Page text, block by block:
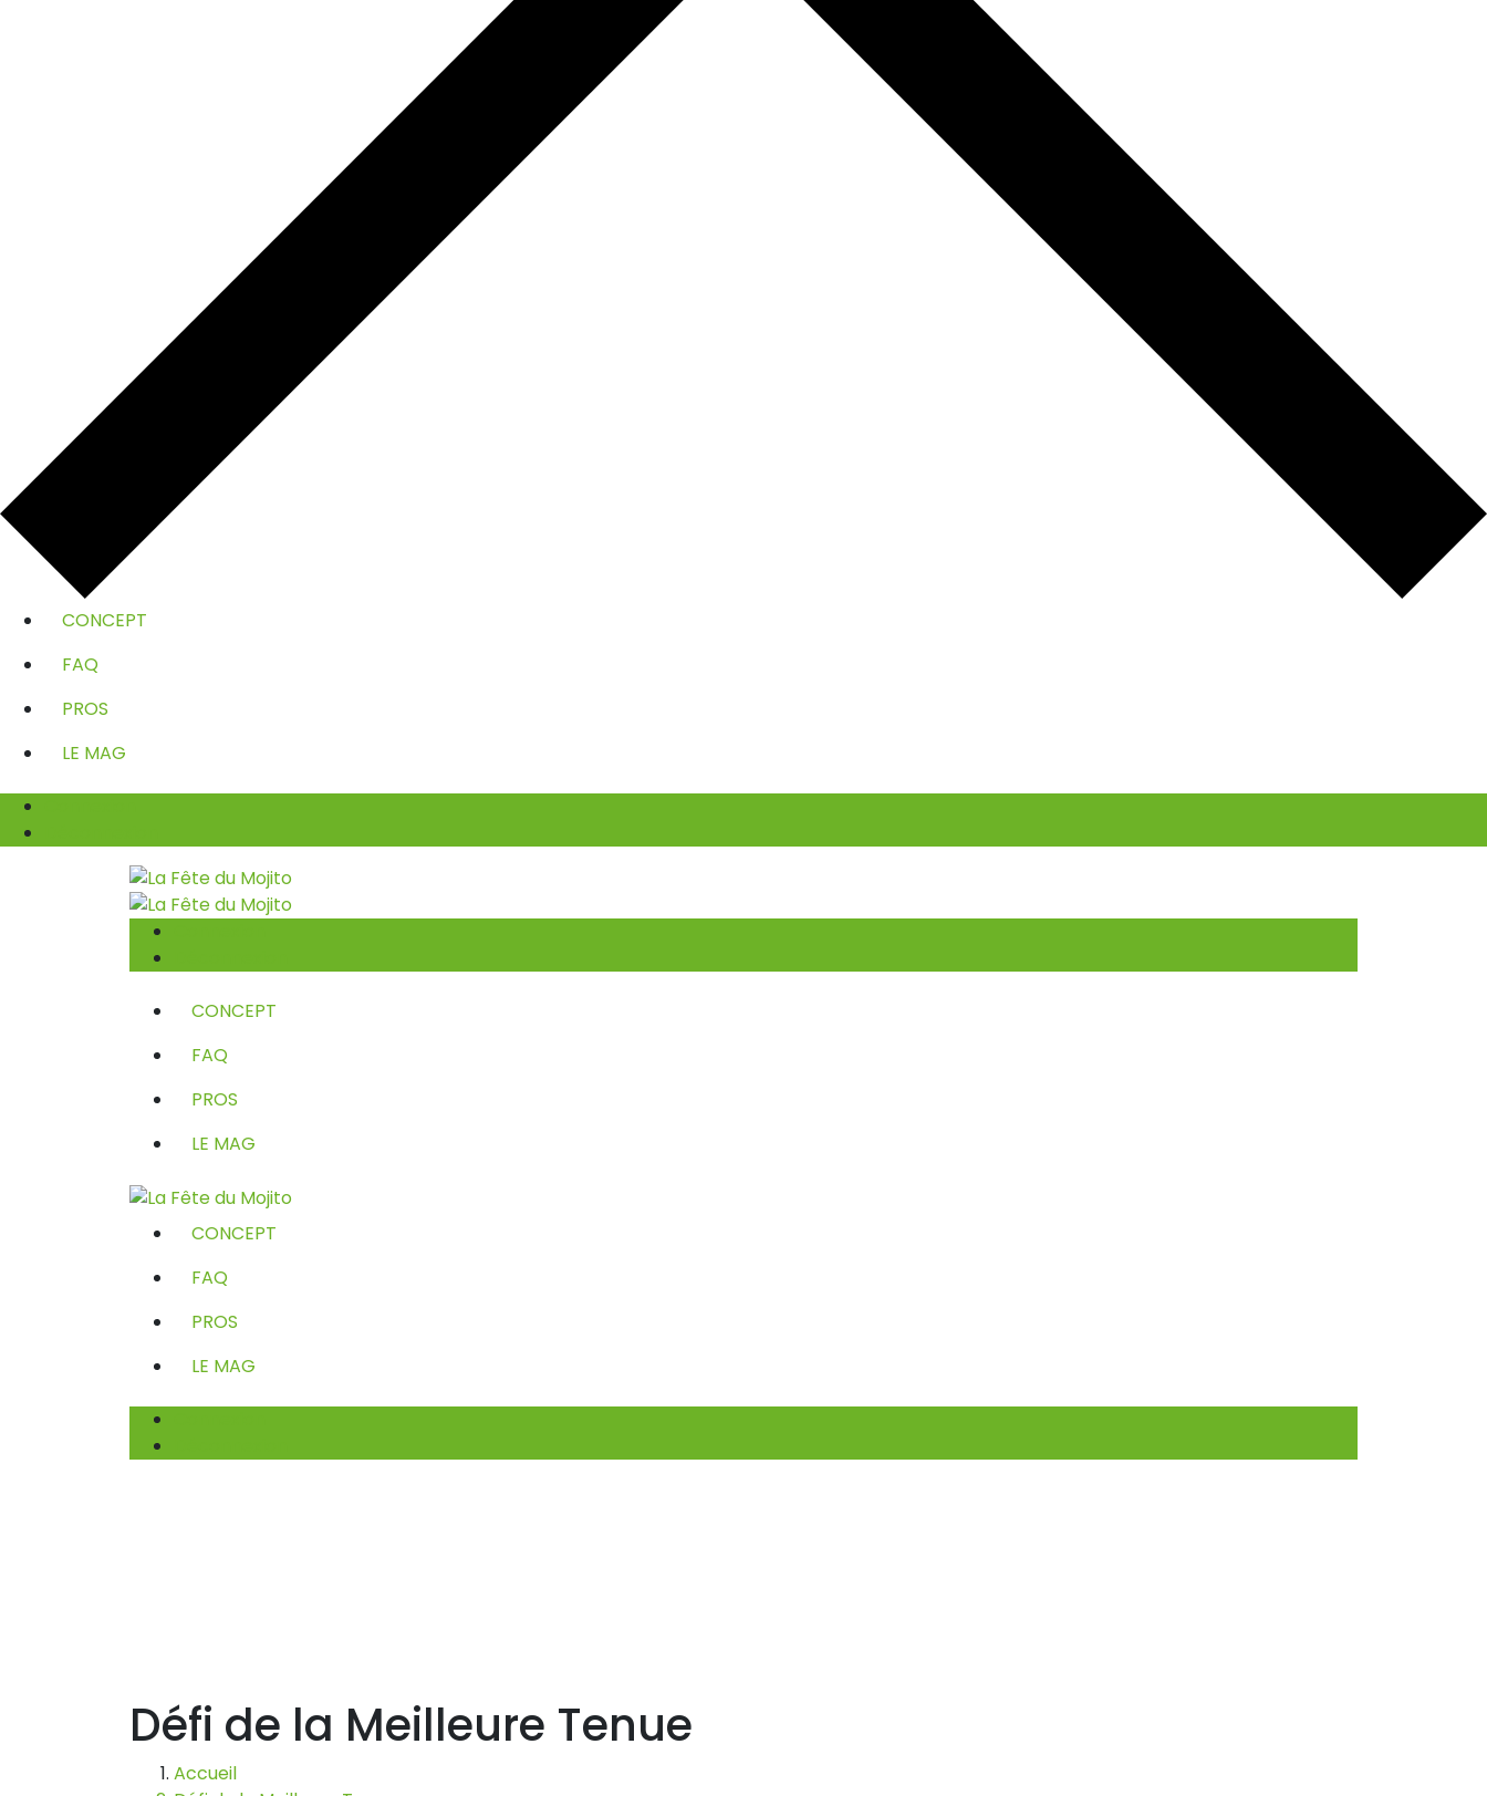
CONCEPT
FAQ
PROS
LE MAG
CONCEPT
FAQ
PROS
LE MAG
CONCEPT
FAQ
PROS
LE MAG
Défi de la Meilleure Tenue
Accueil